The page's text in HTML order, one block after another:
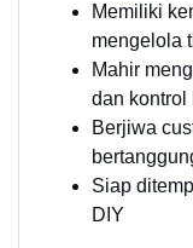
Memiliki
mengelola
Mahir
dan kontrol
Berjiwa
Siap
DIY